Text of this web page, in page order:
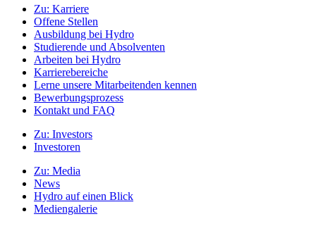
Zu: Karriere
Offene Stellen
Ausbildung bei Hydro
Studierende und Absolventen
Arbeiten bei Hydro
Karrierebereiche
Lerne unsere Mitarbeitenden kennen
Bewerbungsprozess
Kontakt und FAQ
Zu: Investors
Investoren
Zu: Media
News
Hydro auf einen Blick
Mediengalerie